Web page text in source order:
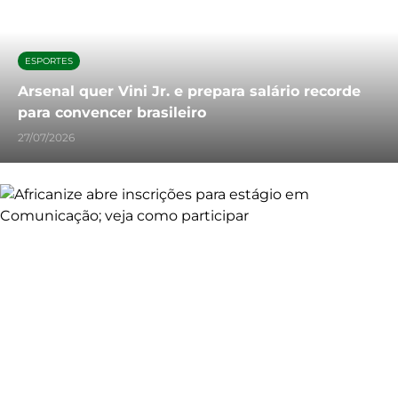
ESPORTES
Arsenal quer Vini Jr. e prepara salário recorde
para convencer brasileiro
27/07/2026